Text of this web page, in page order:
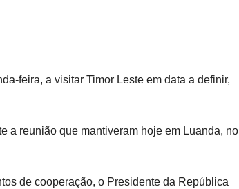
feira, a visitar Timor Leste em data a definir,
a reunião que mantiveram hoje em Luanda, no
de cooperação, o Presidente da República